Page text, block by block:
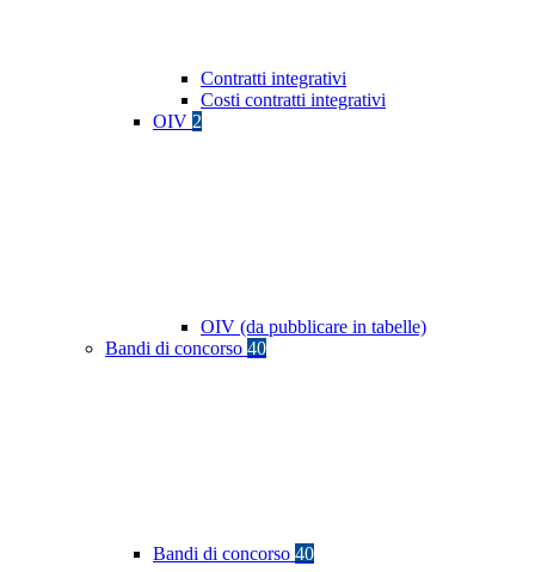
Contratti integrativi
Costi contratti integrativi
OIV 2
OIV (da pubblicare in tabelle)
Bandi di concorso 40
Bandi di concorso 40